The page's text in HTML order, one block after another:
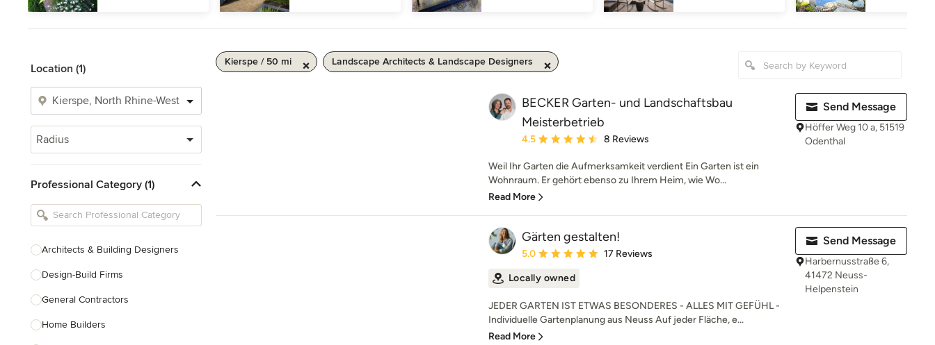
Location (1)
Radius
Professional Category (1)
Architects & Building Designers
Design-Build Firms
General Contractors
Home Builders
Kierspe / 50 mi Landscape Architects & Landscape Designers
BECKER Garten- und Landschaftsbau
Meisterbetrieb
Average rating: 4.5 out of 5 stars
4.5 8 Reviews
Weil Ihr Garten die Aufmerksamkeit verdient Ein Garten ist ein
Wohnraum. Er gehört ebenso zu Ihrem Heim, wie Wo...
Read More
Send Message
Höffer Weg 10 a, 51519
Odenthal
Gärten gestalten!
Average rating: 5 out of 5 stars
5.0 17 Reviews
Locally owned
JEDER GARTEN IST ETWAS BESONDERES - ALLES MIT GEFÜHL -
Individuelle Gartenplanung aus Neuss Auf jeder Fläche, e...
Read More
Send Message
Harbernusstraße 6,
41472 Neuss-
Helpenstein